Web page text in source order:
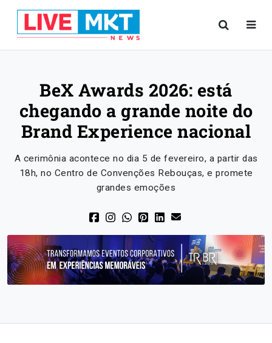
BeX Awards 2026: está
chegando a grande noite do
Brand Experience nacional
A cerimônia acontece no dia 5 de fevereiro, a partir das
18h, no Centro de Convenções Rebouças, e promete
grandes emoções